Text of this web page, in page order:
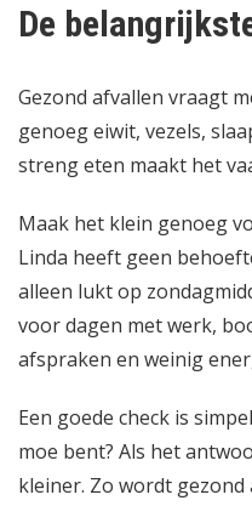
De
Gezond afvallen vraagt
genoeg eiwit, vezels,
streng eten maakt het
Maak het klein genoeg
Linda heeft geen
alleen lukt op
voor dagen met werk,
afspraken en weinig
Een goede check is
moe bent? Als het
kleiner. Zo wordt